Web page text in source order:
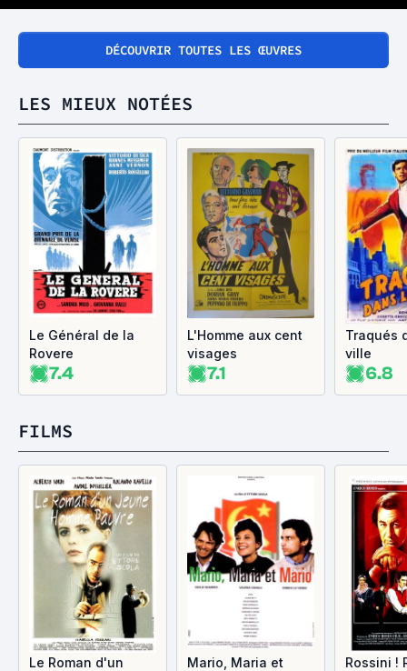
DÉCOUVRIR TOUTES LES ŒUVRES
LES MIEUX NOTÉES
Le Général de la
Rovere
7.4
L'Homme aux cent
visages
7.1
Traqués
ville
6.8
FILMS
Le Roman d'un
Mario, Maria et
Rossini !